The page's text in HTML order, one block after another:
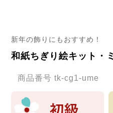
新年の飾りにもおすすめ！
和紙ちぎり絵キット・
商品番号 tk-cg1-ume